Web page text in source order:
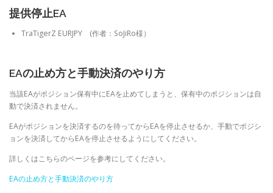
提供停止EA
TraTigerZ EURJPY (作者：SoJiRo様）
EAの止め方と手動決済のやり方
当該EAがポジション保有中にEAを止めてしまうと、保有中のポジションは自
動で決済されません。
EAがポジションを決済するのを待ってからEAを停止させるか、手動でポジシ
ョンを決済してからEAを停止させるようにしてください。
詳しくはこちらのページを参考にしてください。
EAの止め方と手動決済のやり方